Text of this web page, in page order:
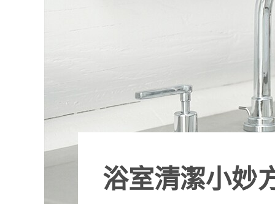
浴室清潔小妙